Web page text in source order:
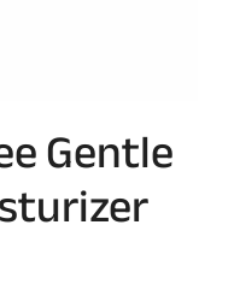
Gentle